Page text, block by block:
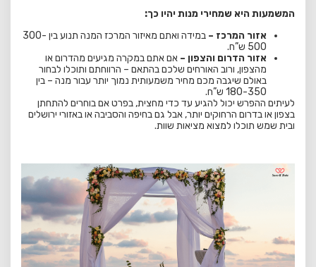
המשמעות היא שמחירי מנות יהיו כך:
אזור המרכז –
במידה ואתם מאיזור המרכז המנה תנוע בין 300-
500 ש”ח.
אזור הדרום והצפון – אם אתם במקרה מגיעים מהדרום או
מהצפון, ורוב האורחים שלכם בהתאם – הרווחתם ותוכלו לבחור
באולם שיגבה מכם מחיר משמעותית נמוך יותר עבור מנה – בין
180-350 ש”ח.
לעיתים ההפרש יכול להגיע עד כדי מחצית, בפרט אם בוחרים להתחתן
בצפון או בדרום הרחוקים יותר, אבל גם בחיפה והסביבה או באזורי ירושלים
ובית שמש תוכלו למצוא מציאות שוות.